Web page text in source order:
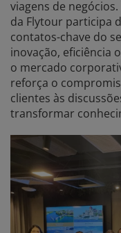
viagens de
da Flytour participa
contatos-chave do
inovação, eficiência
o mercado
reforça o
clientes às
transformar